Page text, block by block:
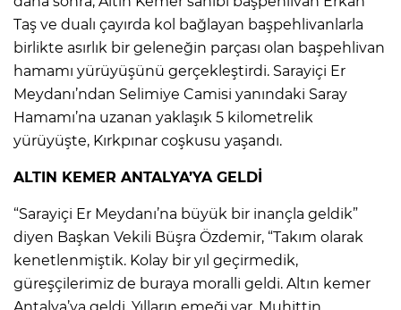
Taş ve dualı çayırda kol bağlayan başpehlivanlarla
birlikte asırlık bir geleneğin parçası olan başpehlivan
hamamı yürüyüşünü gerçekleştirdi. Sarayiçi Er
Meydanı’ndan Selimiye Camisi yanındaki Saray
Hamamı’na uzanan yaklaşık 5 kilometrelik
yürüyüşte, Kırkpınar coşkusu yaşandı.
ALTIN KEMER ANTALYA’YA GELDİ
“Sarayiçi Er Meydanı’na büyük bir inançla geldik”
diyen Başkan Vekili Büşra Özdemir, “Takım olarak
kenetlenmiştik. Kolay bir yıl geçirmedik,
güreşçilerimiz de buraya moralli geldi. Altın kemer